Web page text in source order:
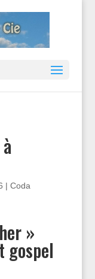
| Coda
»
gospel